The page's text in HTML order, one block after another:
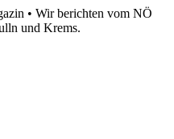
• Wir berichten vom NÖ
und Krems.